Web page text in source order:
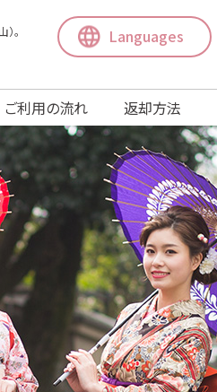
。
Languages
ご利用の流れ 返却方法